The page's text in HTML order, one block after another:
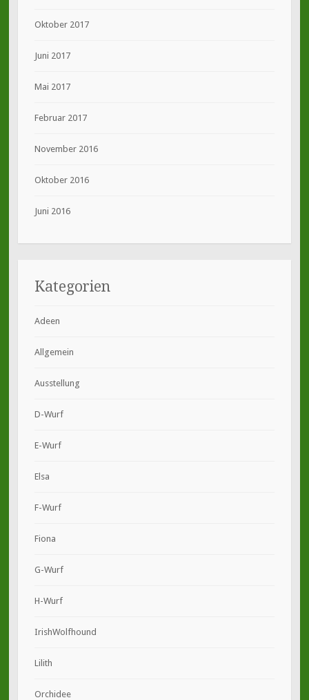
Oktober 2017
Juni 2017
Mai 2017
Februar 2017
November 2016
Oktober 2016
Juni 2016
Kategorien
Adeen
Allgemein
Ausstellung
D-Wurf
E-Wurf
Elsa
F-Wurf
Fiona
G-Wurf
H-Wurf
IrishWolfhound
Lilith
Orchidee